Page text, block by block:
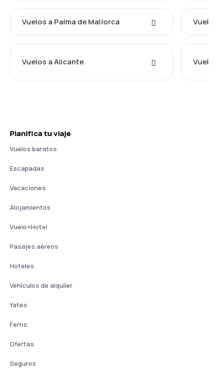
Vuelos a Palma de Mallorca
Vuelos a Alicante
Planifica tu viaje
Vuelos baratos
Escapadas
Vacaciones
Alojamientos
Vuelo+Hotel
Pasajes aéreos
Hoteles
Vehículos de alquiler
Yates
Ferris
Ofertas
Seguros